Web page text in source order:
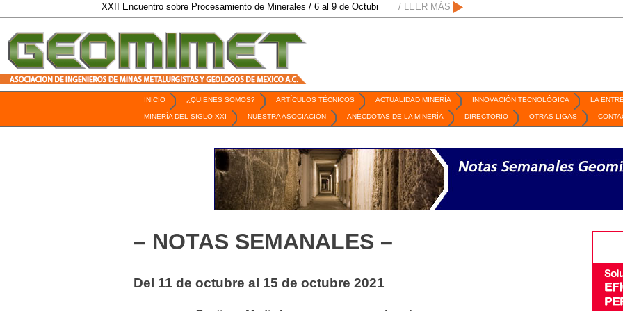
XXII Encuentro sobre Procesamiento de Minerales / 6 al 9 de Octubre de 2026 / San Luis Potosí, SLP / Mexico Mining Forum / 2 de
/ LEER MÁS
INICIO ¿QUIENES SOMOS? ARTÍCULOS TÉCNICOS ACTUALIDAD MINERÍA INNOVACIÓN TECNOLÓGICA LA
MINERÍA DEL SIGLO XXI NUESTRA ASOCIACIÓN ANÉCDOTAS DE LA MINERÍA DIRECTORIO OTRAS LIGAS
– NOTAS SEMANALES –
Del 11 de octubre al 15 de octubre 2021